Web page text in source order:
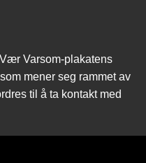
Varsom-plakatens
mener seg rammet av
til å ta kontakt med